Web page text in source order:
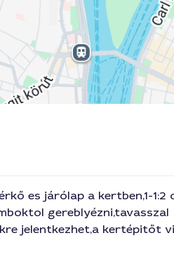
es járólap a kertben,1-
gereblyézni,tavasszal
jelentkezhet,a kertépitőt